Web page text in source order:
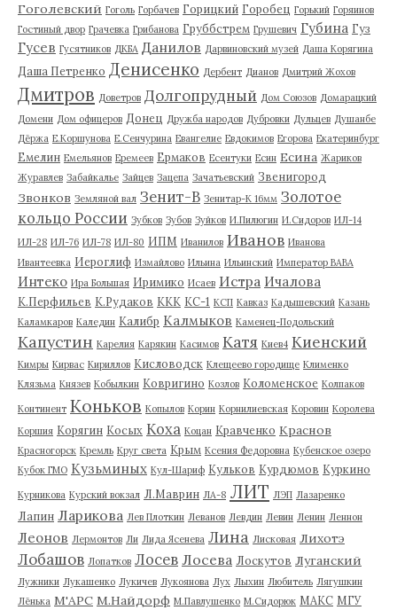
Гоголевский Гоголь Горбачев Горицкий Горобец Горький Горяинов
Гостиный двор Грачевка Грибанова Груббстрем Грушевич Губина Гуз
Гусев Гусятников ДКБА Данилов Дарвиновский музей Даша Корягина
Даша Петренко Денисенко Дербент Дианов Дмитрий Жохов
Дмитров Доветров Долгопрудный Дом Союзов Домарацкий
Домени Дом офицеров Донец Дружба народов Дубровки Дульцев Душанбе
Дёржа Е.Коршунова Е.Сенчурина Евангелие Евдокимов Егорова Екатеринбург
Емелин Емельянов Еремеев Ермаков Есентуки Есин Есина Жариков
Журавлев Забайкалье Зайцев Зацепа Зачатьевский Звенигород
Звонков Земляной вал Зенит-В Зенитар-К 16мм Золотое
кольцо России Зубков Зубов Зуйков И.Пилюгин И.Сидоров ИЛ-14
ИЛ-28 ИЛ-76 ИЛ-78 ИЛ-80 ИПМ Иванилов Иванов Иванова
Ивантеевка Иероглиф Измайлово Ильина Ильинский Император ВАВА
Интеко Ира Большая Иримико Исаев Истра Ичалова
К.Перфильев К.Рудаков ККК КС-1 КСП Кавказ Кадышевский Казань
Каламкаров Каледин Калибр Калмыков Каменец-Подольский
Капустин Карелия Карякин Касимов Катя Киев4 Киенский
Кимры Кирвас Кириллов Кисловодск Клещеево городище Клименко
Клязьма Князев Кобылкин Ковригино Козлов Коломенское Колпаков
Континент Коньков Копылов Корин Корнилиевская Коровин Королева
Коршия Корягин Косых Коха Коцан Кравченко Краснов
Красногорск Кремль Круг света Крым Ксения Федоровна Кубенское озеро
Кубок ГМО Кузьминых Кул-Шариф Кульков Курдюмов Куркино
Курникова Курский вокзал Л.Маврин ЛА-8 ЛИТ ЛЭП Лазаренко
Лапин Ларикова Лев Плоткин Леванов Левдин Левин Ленин Леннон
Леонов Лермонтов Ли Лида Ясенева Лина Лисковая Лихотэ
Лобашов Лопатков Лосев Лосева Лоскутов Луганский
Лужники Лукашенко Лукичев Лукоянова Лух Лыхин Любитель Лягушкин
Лёнька М'АРС М.Найдорф М.Павлушенко М.Сидорюк МАКС МГУ